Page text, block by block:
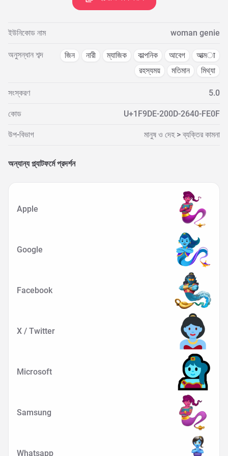
ইউনিকোড নাম woman genie
অনুসন্ধান শব্দ জিন নারী ম্যাজিক কাল্পনিক আবেগ
আত্মा
রহস্যময়
মতিমান মিথ্যা
সংস্করণ 5.0
কোড U+1F9DE-200D-2640-FE0F
উপ-বিভাগ মানুষ ও দেহ > ব্যক্তির কামনা
অন্যান্য প্ল্যাটফর্মে প্রদর্শন
Apple
Google
Facebook
X / Twitter
Microsoft
Samsung
Whatsapp